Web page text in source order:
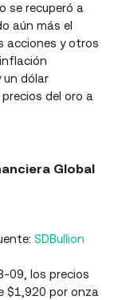
se recuperó a
aún más el
acciones y otros
un dólar
del oro a
Global
SDBullion
09, los precios
$1,920 por onza